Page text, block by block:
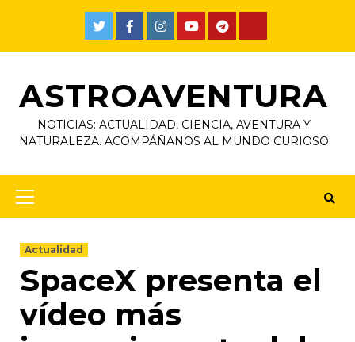
ASTROAVENTURA
NOTICIAS: ACTUALIDAD, CIENCIA, AVENTURA Y
NATURALEZA. ACOMPÁÑANOS AL MUNDO CURIOSO
Actualidad
SpaceX presenta el
vídeo más